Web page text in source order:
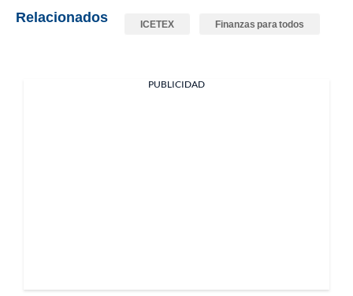
Relacionados ICETEX Finanzas para todos
PUBLICIDAD